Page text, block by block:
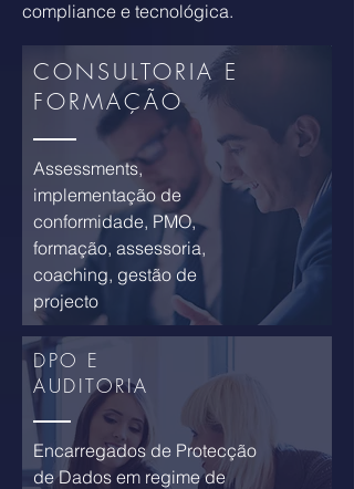
compliance e tecnológica.
Assessments,
implementação de
conformidade, PMO,
formação, assessoria,
coaching, gestão de
projecto
CONSULTORIA E
FORMAÇÃO
Encarregados de Protecção
de Dados em regime de
DPO E
AUDITORIA